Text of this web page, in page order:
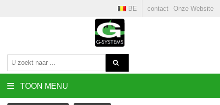
contact Onze Website
BE
TOON MENU